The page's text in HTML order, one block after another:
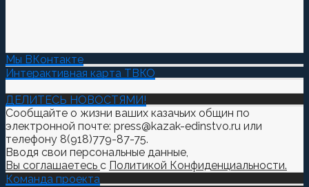
Мы ВКонтакте
Интерактивная карта ТВКО
ДЕЛИТЕСЬ НОВОСТЯМИ!
Сообщайте о жизни ваших казачьих общин по
электронной почте: press@kazak-edinstvo.ru или
телефону 8(918)779-87-75.
Вводя свои персональные данные,
Вы соглашаетесь с Политикой Конфиденциальности.
Команда проекта